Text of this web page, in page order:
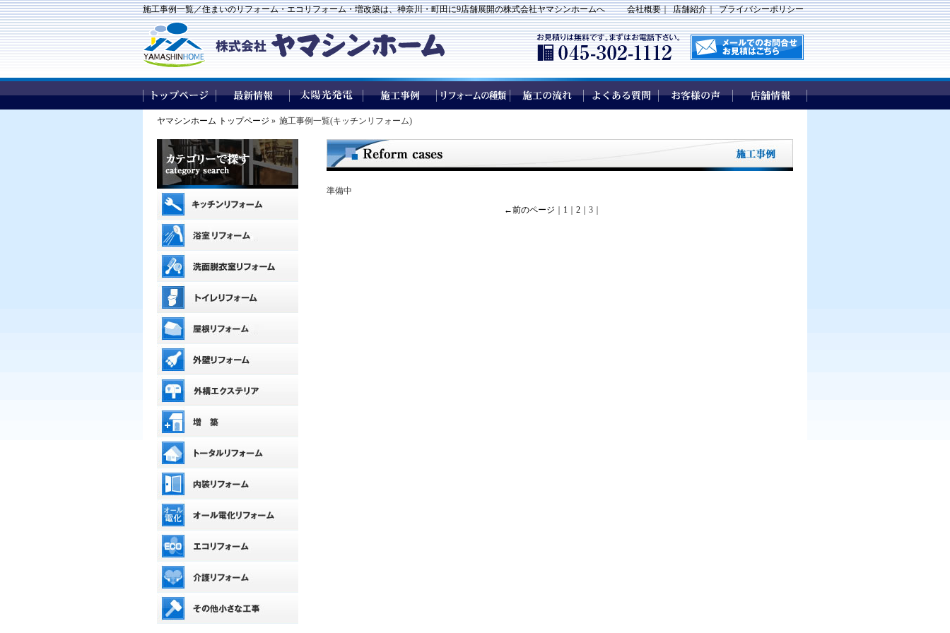
施工事例一覧／住まいのリフォーム・エコリフォーム・増改築は、神奈川・町田に9店舗展開の株式会社ヤマシンホームへ 会社概要｜ 店舗紹介｜ プライバシーポリシー
ヤマシンホーム トップページ » 施工事例一覧(キッチンリフォーム)
準備中
←前のページ
1 2 ｜3｜